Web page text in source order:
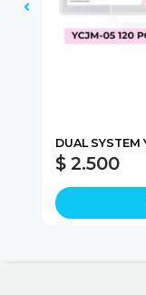
DUAL SYSTEM
$ 2.500